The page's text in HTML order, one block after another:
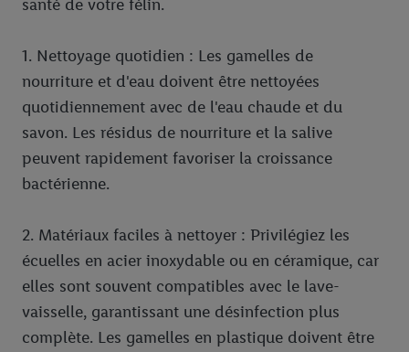
santé de votre félin.
1. Nettoyage quotidien : Les gamelles de
nourriture et d'eau doivent être nettoyées
quotidiennement avec de l'eau chaude et du
savon. Les résidus de nourriture et la salive
peuvent rapidement favoriser la croissance
bactérienne.
2. Matériaux faciles à nettoyer : Privilégiez les
écuelles en acier inoxydable ou en céramique, car
elles sont souvent compatibles avec le lave-
vaisselle, garantissant une désinfection plus
complète. Les gamelles en plastique doivent être